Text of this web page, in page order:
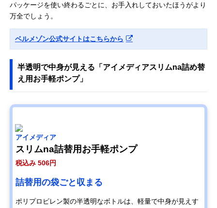
パッケージを使い終わるごとに、お手入れしておいたほうがより
万全でしょう。
ベルメゾン公式サイトはこちらから
半透明で中身が見える「アイメディアスリムna詰め替
え用お手軽ポンプ」
アイメディア
スリムna詰替用お手軽ポンプ
税込み 506円
詰替用の袋ごと収まる
ポリプロピレン製の半透明なボトルは、軽量で中身が見えす